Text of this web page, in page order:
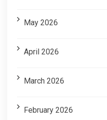
May 2026
April 2026
March 2026
February 2026